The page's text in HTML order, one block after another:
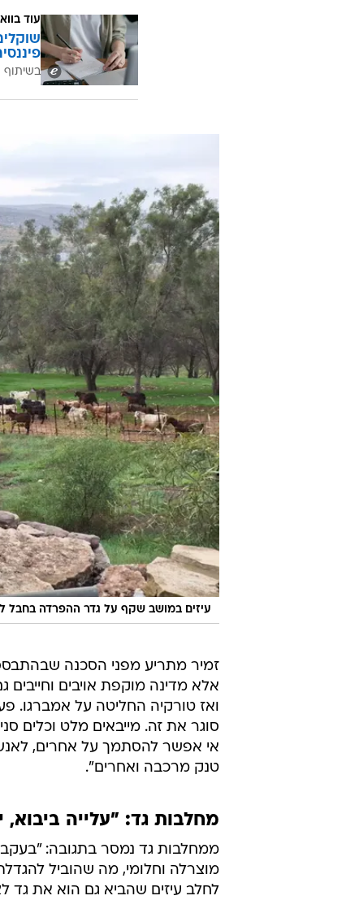
המקומי, מה גם שבזמן המלחמה
ישנה ירידה בצריכת ככל הנראה
הוא מוסיף כי "למרות שמחלבות
עוד
בשיתוף
זמיר מתריע מפני הסכנה
אלא מדינה מוקפת אויבים וחייבים
ואז טורקיה החליטה על אמברגו.